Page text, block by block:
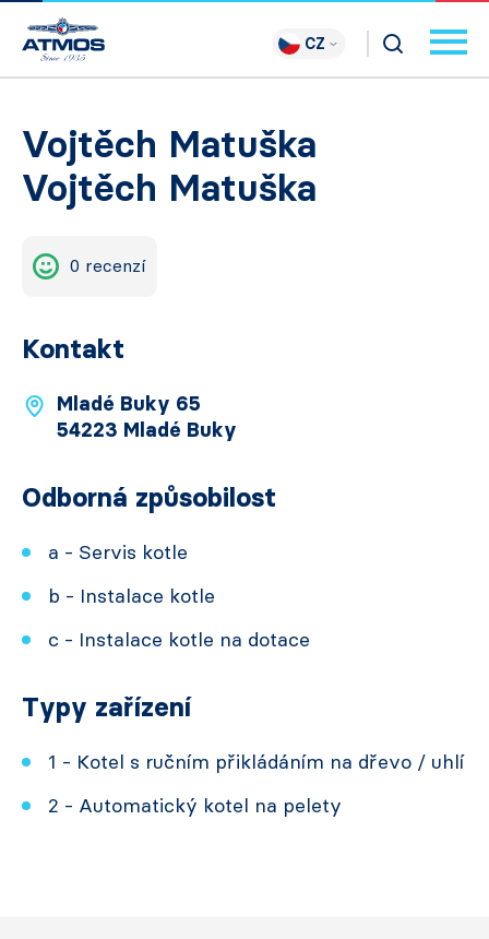
CZ
Vojtěch Matuška
Vojtěch Matuška
0 recenzí
Kontakt
Mladé Buky 65
54223 Mladé Buky
Odborná způsobilost
a - Servis kotle
b - Instalace kotle
c - Instalace kotle na dotace
Typy zařízení
1 - Kotel s ručním přikládáním na dřevo / uhlí
2 - Automatický kotel na pelety